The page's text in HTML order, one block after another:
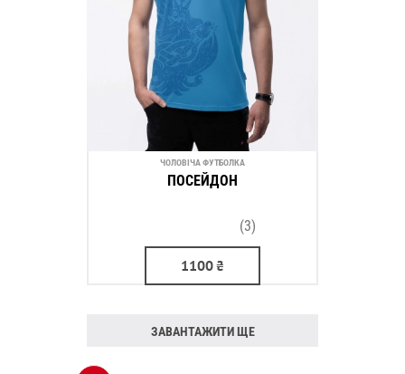
ЧОЛОВІЧА ФУТБОЛКА
ПОСЕЙДОН
(3)
1100₴
ЗАВАНТАЖИТИ ЩЕ